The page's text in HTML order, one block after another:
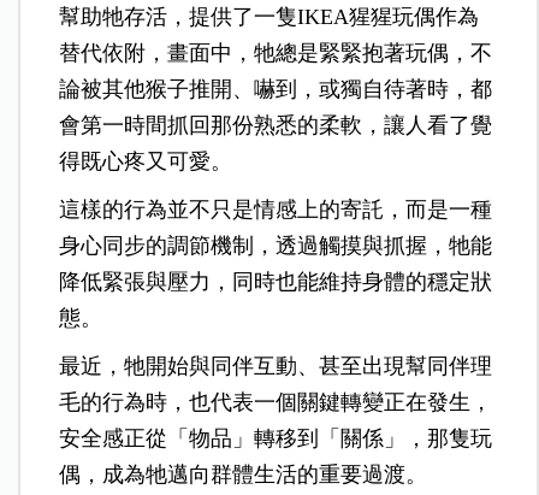
幫助牠存活，提供了一隻IKEA猩猩玩偶作為
替代依附，畫面中，牠總是緊緊抱著玩偶，不
論被其他猴子推開、嚇到，或獨自待著時，都
會第一時間抓回那份熟悉的柔軟，讓人看了覺
得既心疼又可愛。
這樣的行為並不只是情感上的寄託，而是一種
身心同步的調節機制，透過觸摸與抓握，牠能
降低緊張與壓力，同時也能維持身體的穩定狀
態。
最近，牠開始與同伴互動、甚至出現幫同伴理
毛的行為時，也代表一個關鍵轉變正在發生，
安全感正從「物品」轉移到「關係」，那隻玩
偶，成為牠邁向群體生活的重要過渡。